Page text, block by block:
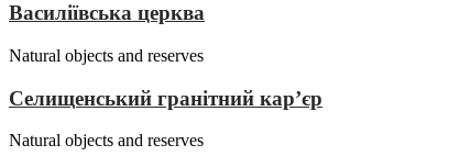
Василіївська церква
Natural objects and reserves
Селищенський гранітний кар’єр
Natural objects and reserves